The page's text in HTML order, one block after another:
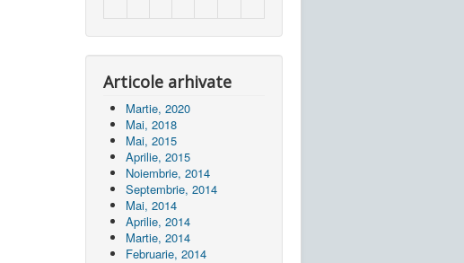
Articole arhivate
Martie, 2020
Mai, 2018
Mai, 2015
Aprilie, 2015
Noiembrie, 2014
Septembrie, 2014
Mai, 2014
Aprilie, 2014
Martie, 2014
Februarie, 2014